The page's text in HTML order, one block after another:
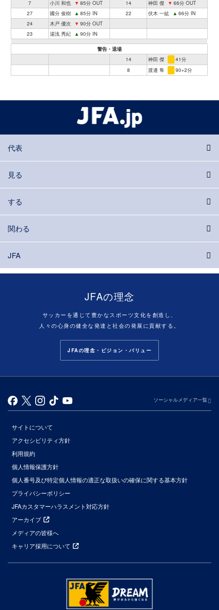
7
小川 和也 ▼ 85分 OUT 14 神田 傑 ▼ 66分 OUT
27
國分 俊樹 ▲ 85分 IN 22 伏木 一紘 ▲ 66分 IN
24
木戸 優次 ▼ 90分 OUT
23
湯浅 秀紀 ▲ 90分 IN
警告・退場
14
神田 傑
41分
8
渡邊 隼 90+2分
代表
見る
する
関わる
JFA
JFAの理念
サッカーを通じて豊かなスポーツ文化を創造し、
人々の心身の健全な発達と社会の発展に貢献する。
JFAの理念・ビジョン・バリュー
ソーシャルメディア一覧
サイトについて
アクセシビリティ方針
利用規約
個人情報保護方針
個人番号及び特定個人情報の適正な取扱いの確保に関する基本方針
プライバシーポリシー
JFAカスタマーハラスメント対応方針
アーカイブ
メディアの皆様へ
キャリア採用について